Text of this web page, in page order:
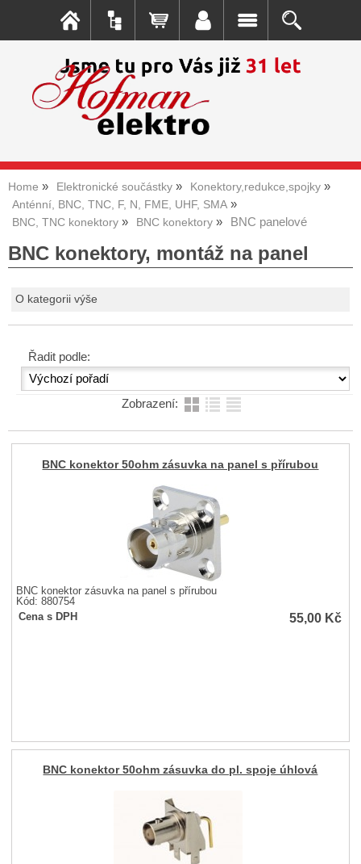
Home Elektronické součástky
Konektory,redukce,spojky
Anténní, BNC, TNC, F, N, FME, UHF, SMA
BNC, TNC konektory
BNC konektory BNC panelové
BNC konektory, montáž na panel
O kategorii výše
Řadit podle:
Zobrazení:
BNC konektor 50ohm zásuvka na panel s přírubou
BNC konektor zásuvka na panel s přírubou
Kód: 880754
Cena s DPH
55,00 Kč
BNC konektor 50ohm zásuvka do pl. spoje úhlová